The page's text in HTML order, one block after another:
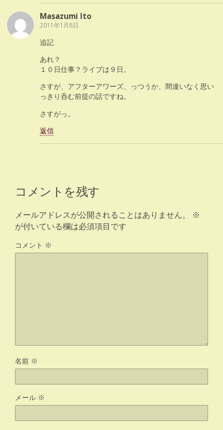
Masazumi Ito
2011年1月8日
追記
あれ？
１０日仕事？ライブは９日。
さすが、アフターアワーズ、っつうか、間違いなく思い
っきり呑む前提の話ですね。
さすがっ。
返信
コメントを残す
メールアドレスが公開されることはありません。
※
が付いている欄は必須項目です
コメント ※
名前 ※
メール ※